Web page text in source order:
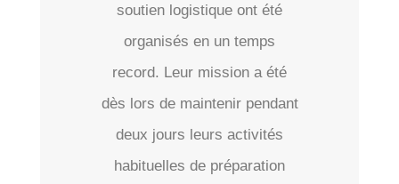
soutien logistique ont été
organisés en un temps
record. Leur mission a été
dès lors de maintenir pendant
deux jours leurs activités
habituelles de préparation